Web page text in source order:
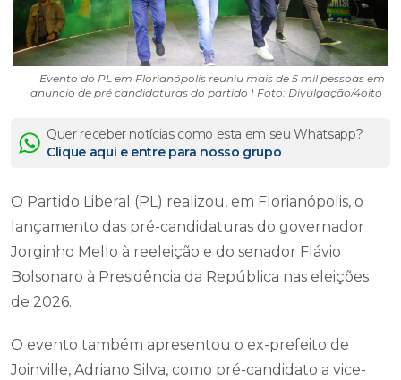
Evento do PL em Florianópolis reuniu mais de 5 mil pessoas em
anuncio de pré candidaturas do partido I Foto: Divulgação/4oito
Quer receber notícias como esta em seu Whatsapp?
Clique aqui e entre para nosso grupo
O Partido Liberal (PL) realizou, em Florianópolis, o
lançamento das pré-candidaturas do governador
Jorginho Mello à reeleição e do senador Flávio
Bolsonaro à Presidência da República nas eleições
de 2026.
O evento também apresentou o ex-prefeito de
Joinville, Adriano Silva, como pré-candidato a vice-